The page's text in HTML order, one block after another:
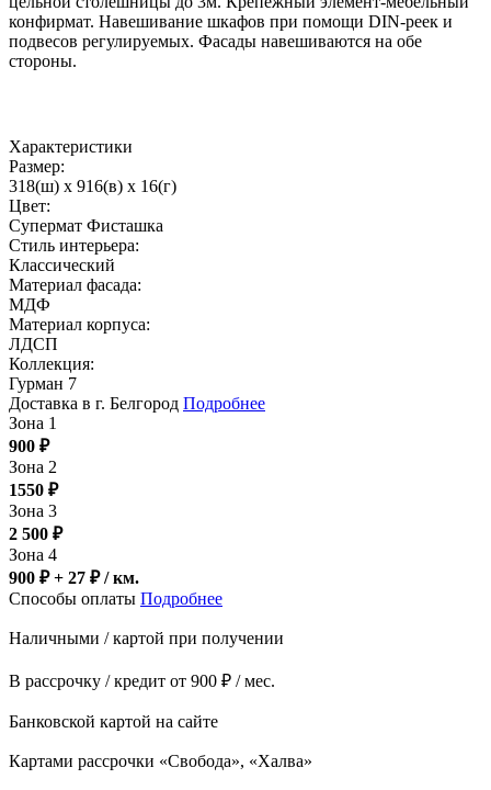
конфирмат. Навешивание шкафов при помощи DIN-реек и
подвесов регулируемых. Фасады навешиваются на обе
стороны.
Характеристики
Размер:
318(ш) x 916(в) x 16(г)
Цвет:
Супермат Фисташка
Стиль интерьера:
Классический
Материал фасада:
МДФ
Материал корпуса:
ЛДСП
Коллекция:
Гурман 7
Доставка в г. Белгород Подробнее
Зона 1
900 ₽
Зона 2
1550 ₽
Зона 3
2 500 ₽
Зона 4
900 ₽ + 27 ₽/ км.
Способы оплаты Подробнее
Наличными / картой при получении
В рассрочку / кредит от 900 ₽ / мес.
Банковской картой на сайте
Картами рассрочки «Свобода», «Халва»